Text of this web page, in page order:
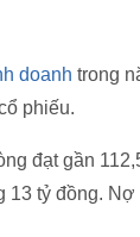
doanh trong
phiếu.
đạt gần
13 tỷ đồng.